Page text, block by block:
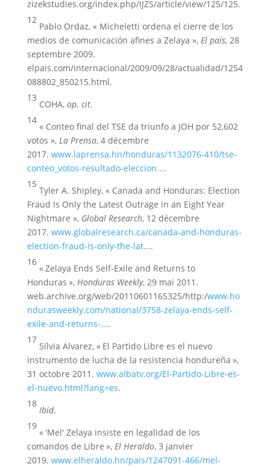
zizekstudies.org/index.php/IJZS/article/view/125/125.
12
Pablo Ordaz, « Micheletti ordena el cierre de los
medios de comunicación afines a Zelaya », El país, 28
septembre 2009.
elpais.com/internacional/2009/09/28/actualidad/1254
088802_850215.html.
13
COHA, op. cit.
14
« Conteo final del TSE da triunfo a JOH por 52,602
votos », La Prensa, 4 décembre
2017. www.laprensa.hn/honduras/1132076-410/tse-
conteo_votos-resultado-eleccion....
15
Tyler A. Shipley, « Canada and Honduras: Election
Fraud Is Only the Latest Outrage in an Eight Year
Nightmare », Global Research, 12 décembre
2017. www.globalresearch.ca/canada-and-honduras-
election-fraud-is-only-the-lat....
16
« Zelaya Ends Self-Exile and Returns to
Honduras », Honduras Weekly, 29 mai 2011.
web.archive.org/web/20110601165325/http:/www.ho
ndurasweekly.com/national/3758-zelaya-ends-self-
exile-and-returns-....
17
Sílvia Alvarez, « El Partido Libre es el nuevo
instrumento de lucha de la resistencia hondureña »,
31 octobre 2011. www.albatv.org/El-Partido-Libre-es-
el-nuevo.html?lang=es.
18
Ibid.
19
« 'Mel' Zelaya insiste en legalidad de los
comandos de Libre », El Heraldo, 3 janvier
2019. www.elheraldo.hn/pais/1247091-466/mel-